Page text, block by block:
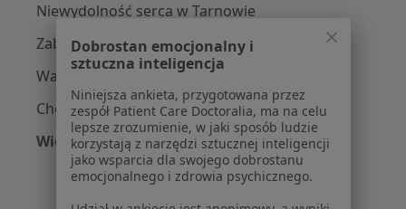
Niewydolność serca w Tarnowie
Zaburzenia rytmu serca w Tarnowie
Wady serca w Tarnowie
Choroba wieńcowa w Tarnowie
Więcej (15)
Więcej w kategorii: Najczęście leczone
Dobrostan emocjonalny i
sztuczna inteligencja
Niniejsza ankieta, przygotowana przez
zespół Patient Care Doctoralia, ma na celu
lepsze zrozumienie, w jaki sposób ludzie
korzystają z narzędzi sztucznej inteligencji
jako wsparcia dla swojego dobrostanu
emocjonalnego i zdrowia psychicznego.